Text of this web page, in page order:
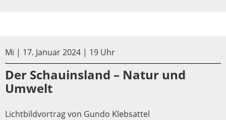
Mi | 17. Januar 2024 | 19 Uhr
Der Schauinsland – Natur und
Umwelt
Lichtbildvortrag von Gundo Klebsattel